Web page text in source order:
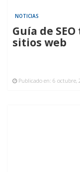
NOTICIAS
Guía de
sitios web
Publicado en: 6 octubre,